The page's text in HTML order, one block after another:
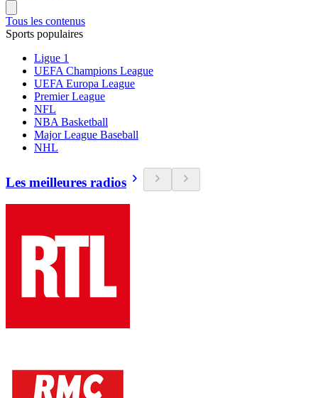
Tous les contenus
Sports populaires
Ligue 1
UEFA Champions League
UEFA Europa League
Premier League
NFL
NBA Basketball
Major League Baseball
NHL
Les meilleures radios